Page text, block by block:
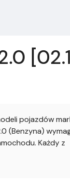
pojazdów
(Benzyna)
Każdy z